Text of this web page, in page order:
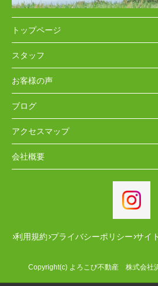
トップページ
スタッフ
お客様の声
ブログ
アクセスマップ
会社概要
利用規約 プライバシーポリシー サイ
Copyright(c) よろこび不動産 株式会社